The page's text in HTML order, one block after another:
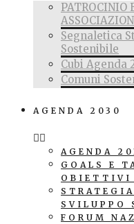
PATROCINIO
Segnaletica
Sostenibile
Cubi Agenda
Comuni
AGENDA 2030
AGENDA
GOALS E
OBIETTIVI
SVILUPPO
FORUM